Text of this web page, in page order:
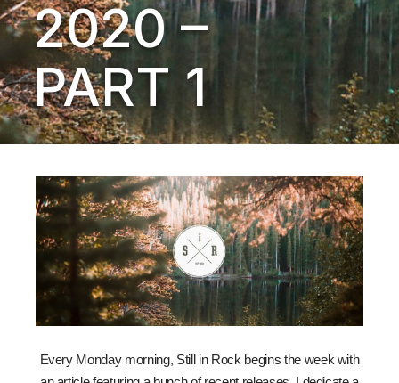
2020 –
PART 1
Every Monday morning, Still in Rock begins the week with